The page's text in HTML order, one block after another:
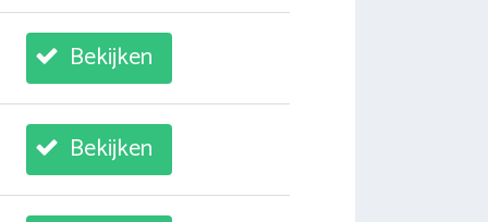
Bekijken
Bekijken